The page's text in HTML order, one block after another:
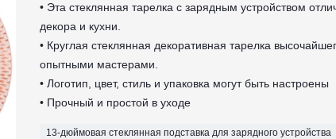
• Эта стеклянная тарелка с зарядным устройством
декора и кухни.
• Круглая стеклянная декоративная тарелка
опытными мастерами.
• Логотип, цвет, стиль и упаковка могут быть настроены
• Прочный и простой в уходе
13-дюймовая стеклянная подставка для зарядного устройства